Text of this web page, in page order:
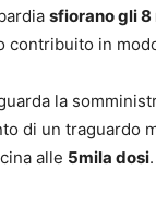
sfiorano gli
contribuito in
la
di un traguardo
alle 5mila dosi.